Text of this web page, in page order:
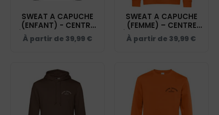
SWEAT A CAPUCHE
(ENFANT) - CENTRE
ÉQUESTRE DE SISTELS
- NOIR - K477
À partir de 39,99 €
SWEAT A CAPUCHE
(FEMME) – CENTRE
ÉQUESTRE DE SISTELS
- BCW34B
À partir de 39,99 €